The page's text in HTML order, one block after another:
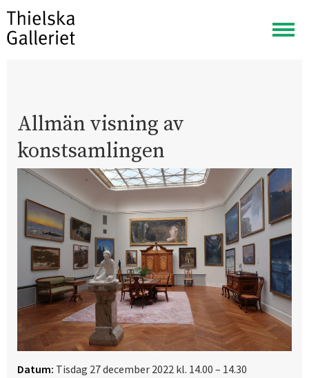
Visa
meny
Allmän visning av
konstsamlingen
Datum: Tisdag 27 december 2022 kl. 14.00 – 14.30